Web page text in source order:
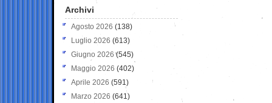
Archivi
Agosto 2026 (138)
Luglio 2026 (613)
Giugno 2026 (545)
Maggio 2026 (402)
Aprile 2026 (591)
Marzo 2026 (641)